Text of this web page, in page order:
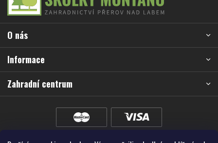
a
í
O nás
Informace
Zahradní centrum